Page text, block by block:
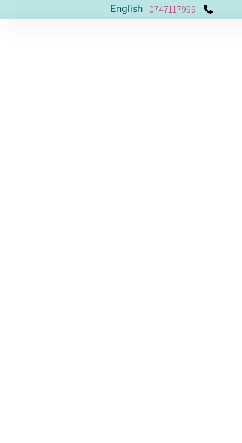
0747117999
English